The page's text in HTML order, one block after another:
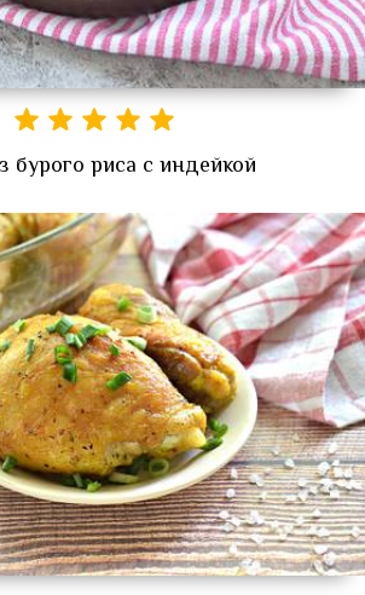
бурого риса с индейкой